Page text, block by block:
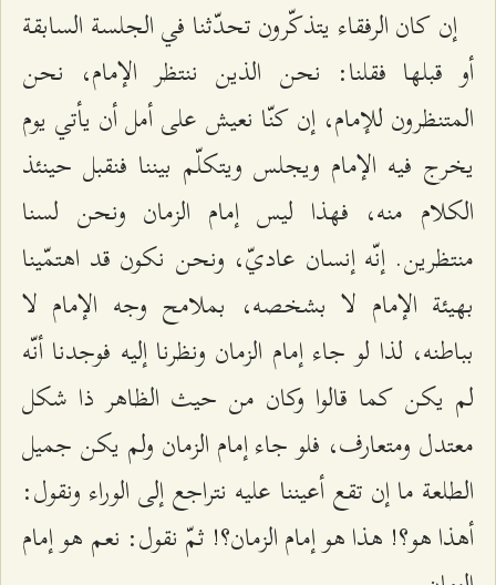
إن كان الرفقاء يتذكّرون تحدّثنا في الجلسة السابقة
أو قبلها فقلنا: نحن الذين ننتظر الإمام، نحن
المتنظرون للإمام، إن كنّا نعيش على أمل أن يأتي يوم
يخرج فيه الإمام ويجلس ويتكلّم بيننا فنقبل حينئذ
الكلام منه، فهذا ليس إمام الزمان ونحن لسنا
منتظرين. إنّه إنسان عاديّ، ونحن نكون قد اهتمّينا
بهيئة الإمام لا بشخصه، بملامح وجه الإمام لا
بباطنه، لذا لو جاء إمام الزمان ونظرنا إليه فوجدنا أنّه
لم يكن كما قالوا وكان من حيث الظاهر ذا شكل
معتدل ومتعارف، فلو جاء إمام الزمان ولم يكن جميل
الطلعة ما إن تقع أعيننا عليه نتراجع إلى الوراء ونقول:
أهذا هو؟! هذا هو إمام الزمان؟! ثمّ نقول: نعم هو إمام